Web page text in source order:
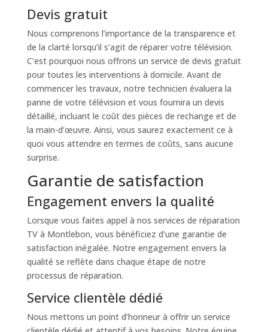
Devis gratuit
Nous comprenons l’importance de la transparence et
de la clarté lorsqu’il s’agit de réparer votre télévision.
C’est pourquoi nous offrons un service de devis gratuit
pour toutes les interventions à domicile. Avant de
commencer les travaux, notre technicien évaluera la
panne de votre télévision et vous fournira un devis
détaillé, incluant le coût des pièces de rechange et de
la main-d’œuvre. Ainsi, vous saurez exactement ce à
quoi vous attendre en termes de coûts, sans aucune
surprise.
Garantie de satisfaction
Engagement envers la qualité
Lorsque vous faites appel à nos services de réparation
TV à Montlebon, vous bénéficiez d’une garantie de
satisfaction inégalée. Notre engagement envers la
qualité se reflète dans chaque étape de notre
processus de réparation.
Service clientèle dédié
Nous mettons un point d’honneur à offrir un service